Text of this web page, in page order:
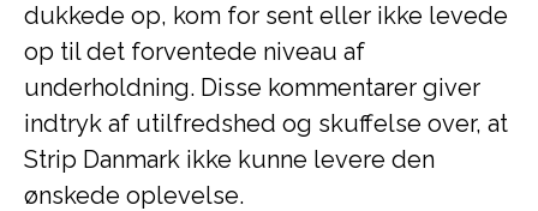
dukkede op, kom for sent eller ikke levede
op til det forventede niveau af
underholdning. Disse kommentarer giver
indtryk af utilfredshed og skuffelse over, at
Strip Danmark ikke kunne levere den
ønskede oplevelse.